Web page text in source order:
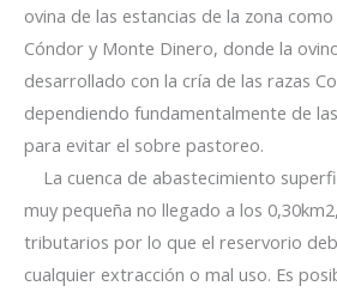
ovina de las estancias de la zona
Cóndor y Monte Dinero, donde la
desarrollado con la cría de las razas
dependiendo fundamentalmente de
para evitar el sobre pastoreo.
La cuenca de abastecimiento
muy pequeña no llegado a los
tributarios por lo que el reservorio
cualquier extracción o mal uso. Es